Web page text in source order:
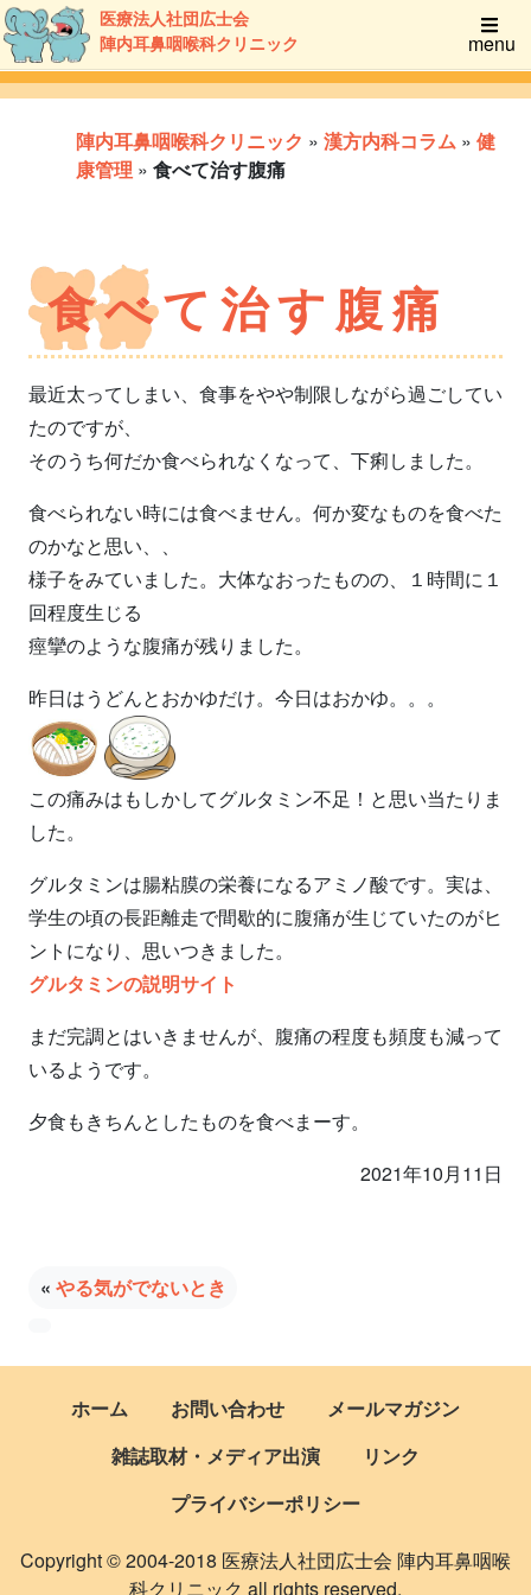
医療法人社団広士会
陣内耳鼻咽喉科クリニック
menu
陣内耳鼻咽喉科クリニック » 漢方内科コラム » 健
康管理 » 食べて治す腹痛
食べて治す腹痛
最近太ってしまい、食事をやや制限しながら過ごしてい
たのですが、
そのうち何だか食べられなくなって、下痢しました。
食べられない時には食べません。何か変なものを食べた
のかなと思い、、
様子をみていました。大体なおったものの、１時間に１
回程度生じる
痙攣のような腹痛が残りました。
昨日はうどんとおかゆだけ。今日はおかゆ。。。
この痛みはもしかしてグルタミン不足！と思い当たりま
した。
グルタミンは腸粘膜の栄養になるアミノ酸です。実は、
学生の頃の長距離走で間歇的に腹痛が生じていたのがヒ
ントになり、思いつきました。
グルタミンの説明サイト
まだ完調とはいきませんが、腹痛の程度も頻度も減って
いるようです。
夕食もきちんとしたものを食べまーす。
2021年10月11日
« やる気がでないとき
ホーム お問い合わせ
メールマガジン
雑誌取材・メディア出演
リンク
プライバシーポリシー
Copyright © 2004-2018 医療法人社団広士会 陣内耳鼻咽喉
科クリニック all rights reserved.